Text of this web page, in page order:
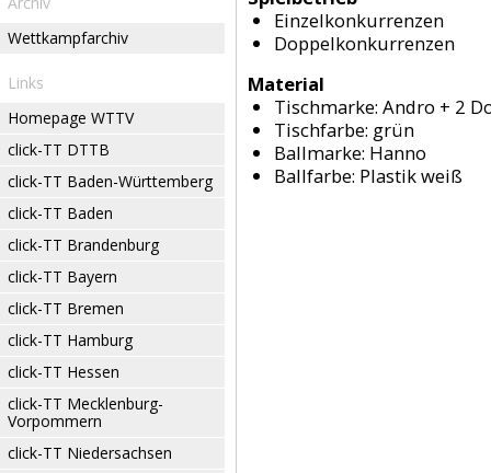
Wettkampfarchiv
Links
Homepage WTTV
click-TT DTTB
click-TT Baden-Württemberg
click-TT Baden
click-TT Brandenburg
click-TT Bayern
click-TT Bremen
click-TT Hamburg
click-TT Hessen
click-TT Mecklenburg-
Vorpommern
click-TT Niedersachsen
Einzelkonkurrenzen
Doppelkonkurrenzen
Material
Tischmarke: Andro + 2
Tischfarbe: grün
Ballmarke: Hanno
Ballfarbe: Plastik weiß